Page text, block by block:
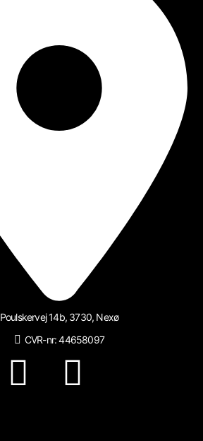
Poulskervej 14b, 3730, Nexø
CVR-nr: 44658097